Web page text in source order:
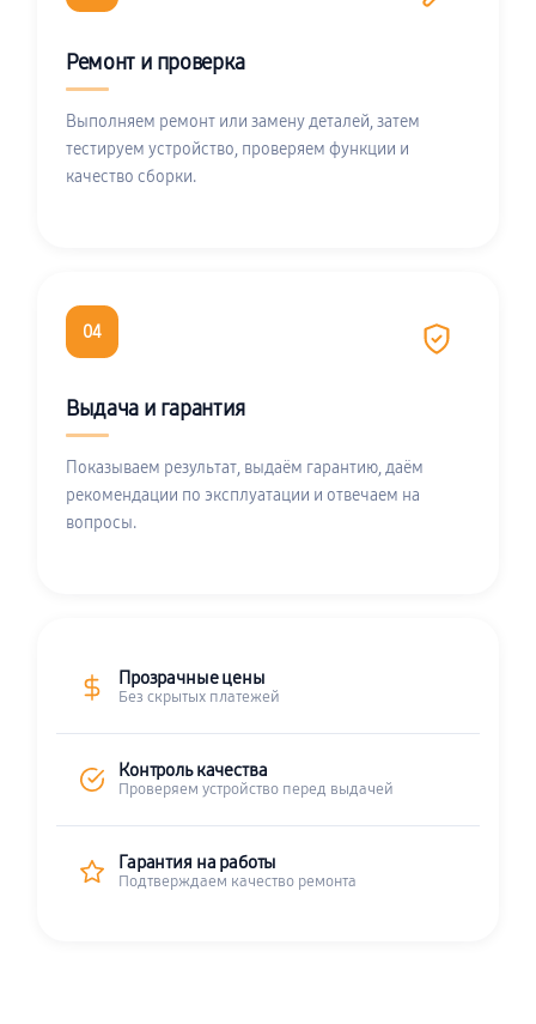
Ремонт и проверка
Выполняем ремонт или замену деталей, затем
тестируем устройство, проверяем функции и
качество сборки.
04
Выдача и гарантия
Показываем результат, выдаём гарантию, даём
рекомендации по эксплуатации и отвечаем на
вопросы.
Прозрачные цены
Без скрытых платежей
Контроль качества
Проверяем устройство перед выдачей
Гарантия на работы
Подтверждаем качество ремонта